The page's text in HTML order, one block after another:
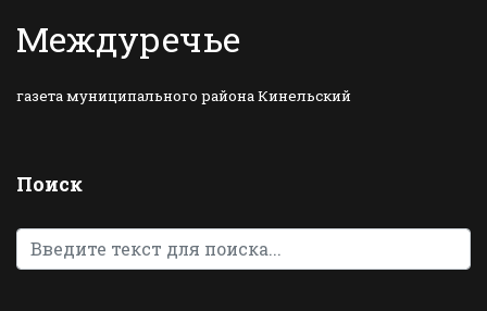
Междуречье
газета муниципального района Кинельский
Поиск